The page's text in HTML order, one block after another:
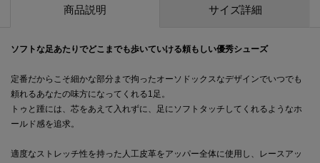
商品説明 サイズ詳細
ソフトな足あたりでどこまでも歩いていける頼もしい優秀シューズ
定番だからこそ細かな部分まで拘ったオーソドックスなデザインでいつでも
頼れるあなたの味方になってくれる1足。
トゥと踵には、芯をあえて入れずに、足にソフトタッチしてくれるようなホ
ールド感を追求。
適度なストレッチ性を持った人工皮革をアッパー全体に使用し、レースアッ